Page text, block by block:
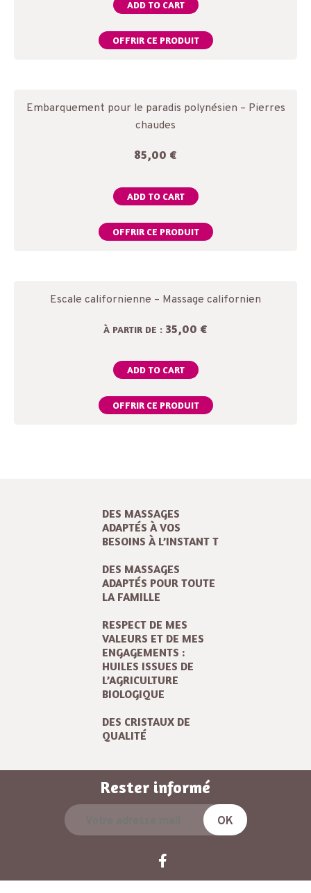
ADD TO CART
OFFRIR CE PRODUIT
Embarquement pour le paradis polynésien – Pierres
chaudes
85,00 €
ADD TO CART
OFFRIR CE PRODUIT
Escale californienne – Massage californien
À PARTIR DE : 35,00 €
ADD TO CART
OFFRIR CE PRODUIT
DES MASSAGES
ADAPTÉS À VOS
BESOINS À L’INSTANT T
DES MASSAGES
ADAPTÉS POUR TOUTE
LA FAMILLE
RESPECT DE MES
VALEURS ET DE MES
ENGAGEMENTS :
HUILES ISSUES DE
L’AGRICULTURE
BIOLOGIQUE
DES CRISTAUX DE
QUALITÉ
Rester informé